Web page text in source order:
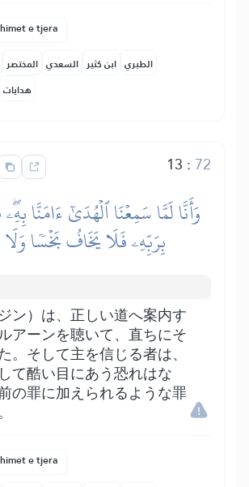
e tjera
المختصر السعدي ابن كثير الطبري
هدايات
13 : 72
وَأَنَّا لَمَّا سَمِعۡنَا ٱلۡهُدَىٰٓ ءَامَنَّا
بِرَبِّهِۦ فَلَا يَخَافُ بَخۡسٗا
ン）は、正しい道へ案内す
アーンを聴いて、直ちにそ
。そして主を信じる者は、
て酷い目にあう恐れはな
の罪に加えられるような罪
e tjera